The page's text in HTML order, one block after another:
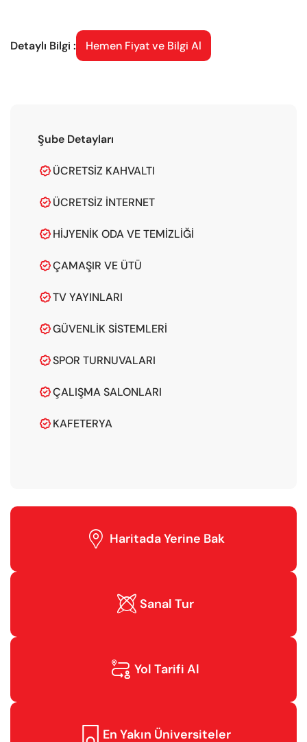
Detaylı Bilgi : Hemen Fiyat ve Bilgi Al
Şube Detayları
 ÜCRETSIZ KAHVALTI
 ÜCRETSIZ İNTERNET
 HIJYENIK ODA VE TEMIZLIĞI
 ÇAMAŞIR VE ÜTÜ
 TV YAYINLARI
 GÜVENLIK SISTEMLERI
 SPOR TURNUVALARI
 ÇALIŞMA SALONLARI
 KAFETERYA
 Haritada Yerine Bak
 Sanal Tur
 Yol Tarifi Al
 En Yakın Üniversiteler